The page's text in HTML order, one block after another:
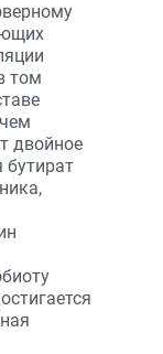
том
двойное
бутират